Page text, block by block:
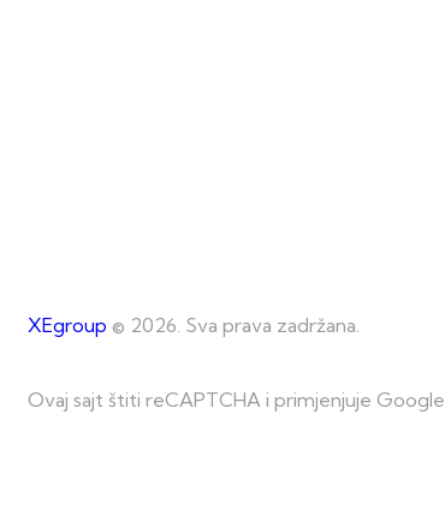
XEgroup © 2026. Sva prava zadržana.
Ovaj sajt štiti reCAPTCHA i primjenjuje Google